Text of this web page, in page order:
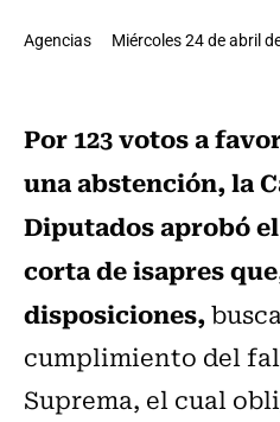
Agencias Miércoles 24 de abril
Por 123 votos a
una abstención, la
Diputados aprobó
corta de isapres
disposiciones,
cumplimiento del
Suprema, el cual